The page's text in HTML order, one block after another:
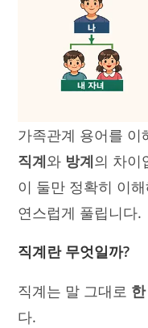
가족관계 용어를 이
직계와 방계의 차이
이 둘만 정확히 이
연스럽게 풀립니다.
직계란 무엇일까?
직계는 말 그대로
다.